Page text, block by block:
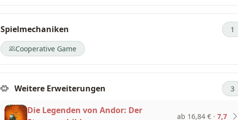
Spielmechaniken 1
Cooperative Game
Weitere Erweiterungen 3
Die Legenden von Andor: Der
ab 16,84 € · 7,7